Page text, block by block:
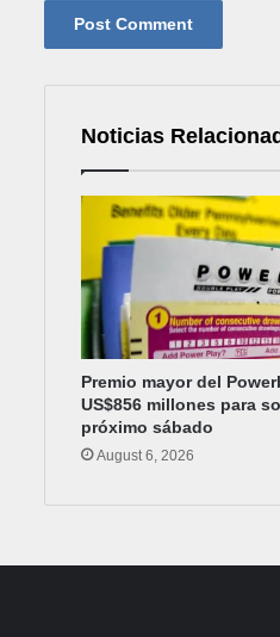
Noticias
Premio mayor del
US$856 millones para
próximo sábado
August 6, 2026